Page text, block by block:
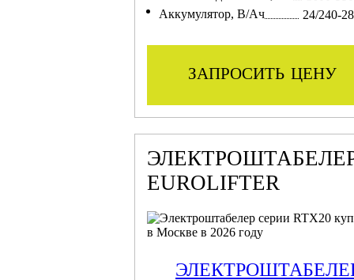
Аккумулятор, В/Ач
24/240-
запросить цену
EUROLIFTER